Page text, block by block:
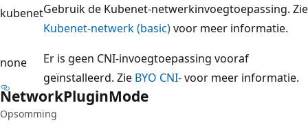
kubenetGebruik de Kubenet-netwerkinvoegtoepassing. Zie
Kubenet-netwerk (basic)voor meer informatie.
none
Er is geen CNI-invoegtoepassing vooraf
geïnstalleerd. Zie BYO CNI-voor meer informatie.
NetworkPluginMode
Opsomming